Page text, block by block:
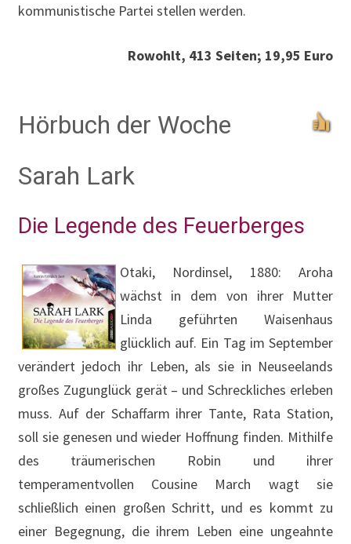
kommunistische Partei stellen werden.
Rowohlt, 413 Seiten; 19,95 Euro
Hörbuch der Woche
Sarah Lark
Die Legende des Feuerberges
Otaki, Nordinsel, 1880: Aroha
wächst in dem von ihrer Mutter
Linda geführten Waisenhaus
glücklich auf. Ein Tag im September
verändert jedoch ihr Leben, als sie in Neuseelands
großes Zugunglück gerät – und Schreckliches erleben
muss. Auf der Schaffarm ihrer Tante, Rata Station,
soll sie genesen und wieder Hoffnung finden. Mithilfe
des träumerischen Robin und ihrer
temperamentvollen Cousine March wagt sie
schließlich einen großen Schritt, und es kommt zu
einer Begegnung, die ihrem Leben eine ungeahnte